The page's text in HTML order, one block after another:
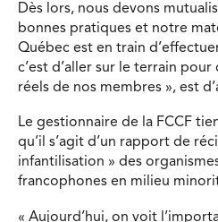
Dès lors, nous devons
bonnes pratiques et notre
Québec est en train
c’est d’aller sur le terrain
réels de nos membres », est
Le gestionnaire de la FCCF
qu’il s’agit d’un rapport de
infantilisation » des
francophones en milieu
« Aujourd’hui, on voit